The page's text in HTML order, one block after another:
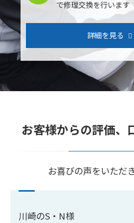
で修理交換を行います
詳細を見る
お客様からの評価、
お喜びの声をいただ
川崎のS・N様